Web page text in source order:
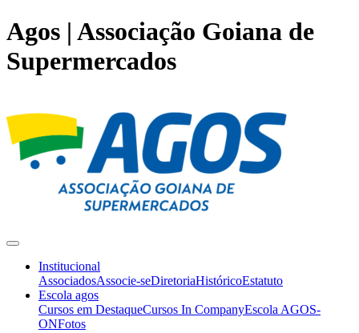
Agos | Associação Goiana de
Supermercados
Institucional
AssociadosAssocie-seDiretoriaHistóricoEstatuto
Escola agos
Cursos em DestaqueCursos In CompanyEscola AGOS-
ONFotos